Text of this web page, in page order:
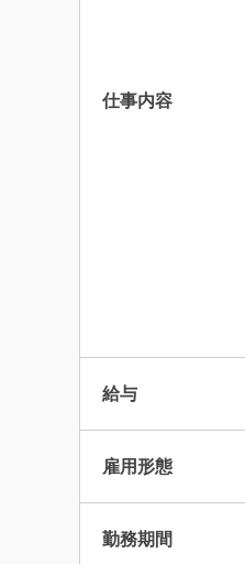
仕事内容
給与
雇用形態
勤務期間